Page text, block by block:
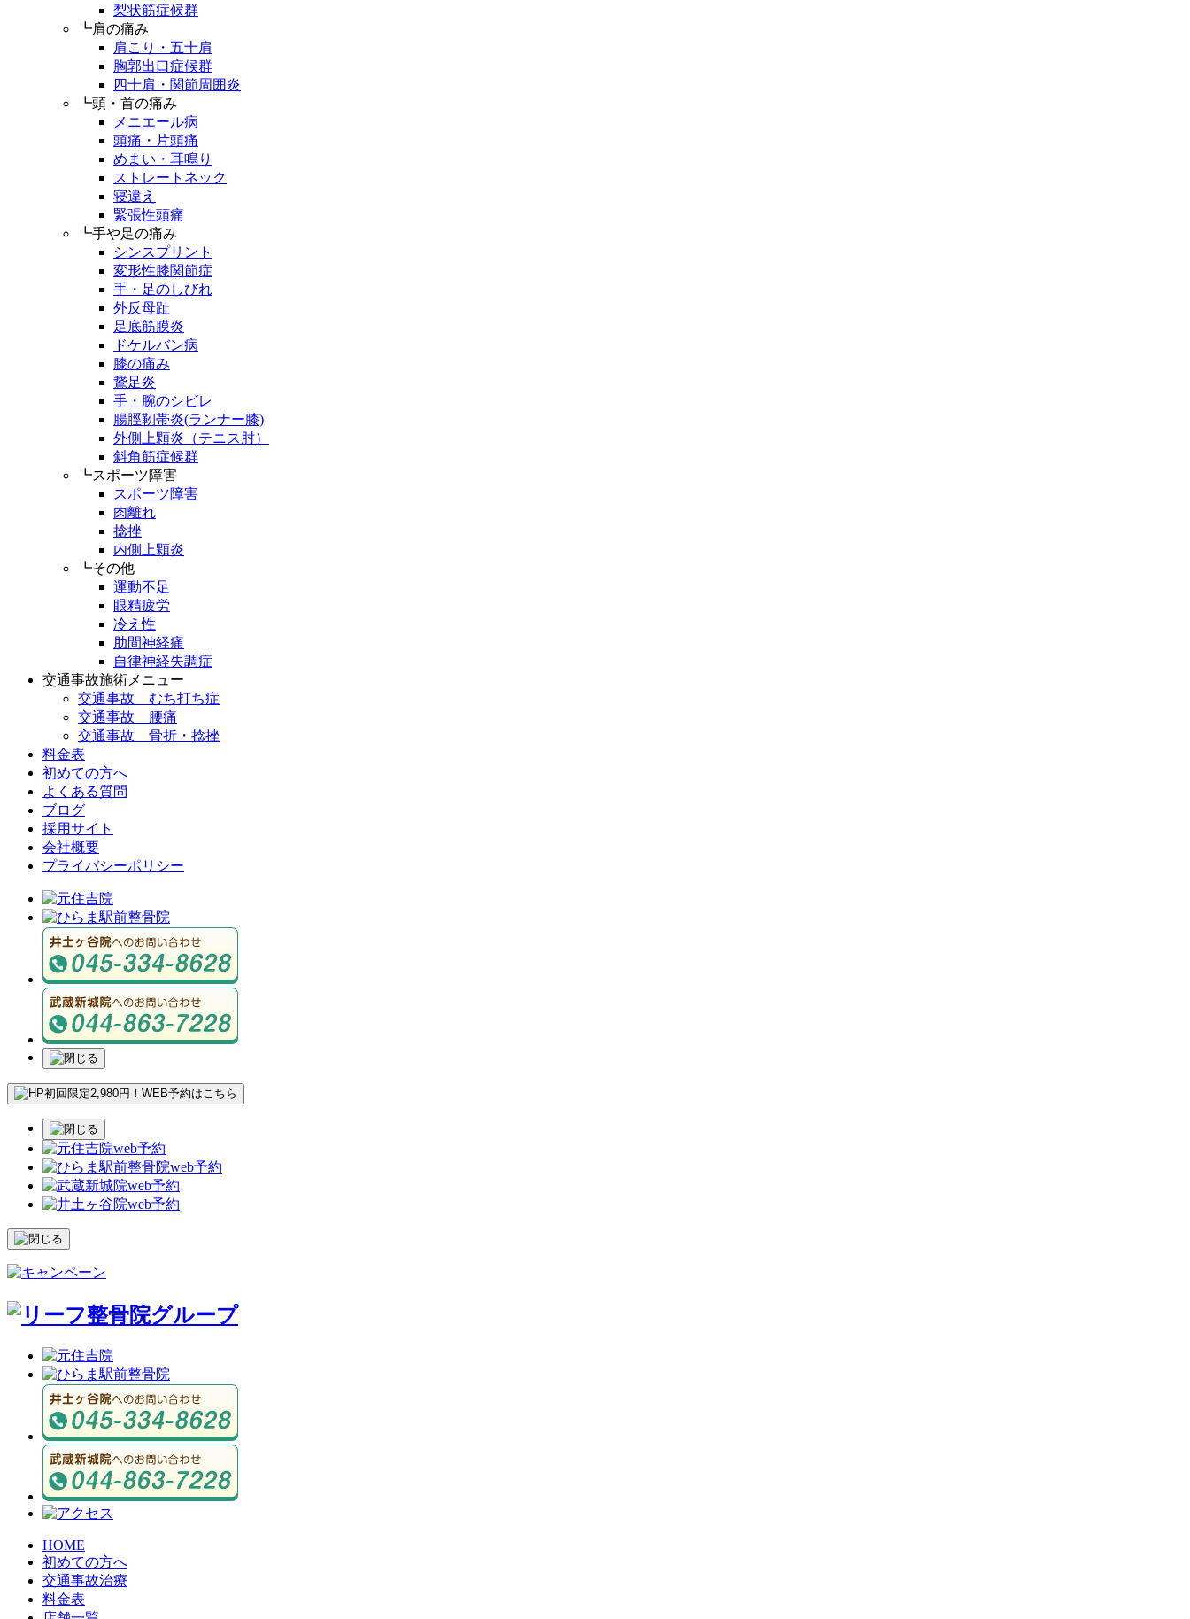
梨状筋症候群
┗肩の痛み
肩こり・五十肩
胸郭出口症候群
四十肩・関節周囲炎
┗頭・首の痛み
メニエール病
頭痛・片頭痛
めまい・耳鳴り
ストレートネック
寝違え
緊張性頭痛
┗手や足の痛み
シンスプリント
変形性膝関節症
手・足のしびれ
外反母趾
足底筋膜炎
ドケルバン病
膝の痛み
鵞足炎
手・腕のシビレ
腸脛靭帯炎(ランナー膝)
外側上顆炎（テニス肘）
斜角筋症候群
┗スポーツ障害
スポーツ障害
肉離れ
捻挫
内側上顆炎
┗その他
運動不足
眼精疲労
冷え性
肋間神経痛
自律神経失調症
交通事故施術メニュー
交通事故 むち打ち症
交通事故 腰痛
交通事故 骨折・捻挫
料金表
初めての方へ
よくある質問
ブログ
採用サイト
会社概要
プライバシーポリシー
HOME
初めての方へ
交通事故治療
料金表